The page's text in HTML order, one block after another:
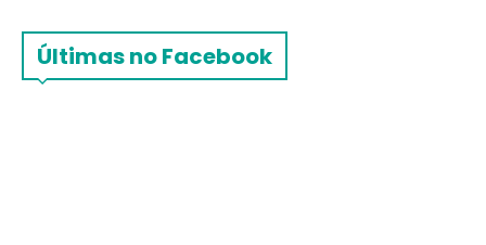
Últimas no Facebook